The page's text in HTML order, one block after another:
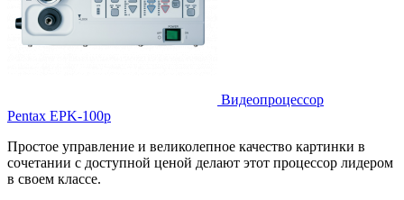
Видеопроцессор
Pentax EPK-100p
Простое управление и великолепное качество картинки в
сочетании с доступной ценой делают этот процессор лидером
в своем классе.